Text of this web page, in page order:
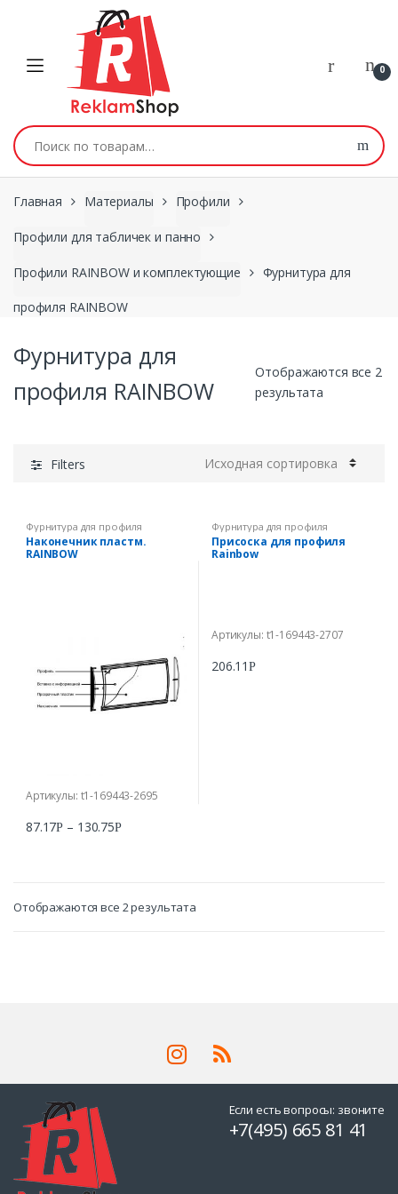
Перейти к навигации
0
Искать:
Главная Материалы Профили
Профили для табличек и панно
Профили RAINBOW и комплектующие Фурнитура для
профиля RAINBOW
Фурнитура для
профиля RAINBOW
Отображаются все 2
результата
Filters
Фурнитура для профиля
RAINBOW
Наконечник пластм.
RAINBOW
Артикулы: t1-169443-2695
87.17Р – 130.75Р
Фурнитура для профиля
RAINBOW
Присоска для профиля
Rainbow
Артикулы: t1-169443-2707
206.11Р
Отображаются все 2 результата
Если есть вопросы: звоните
+7(495) 665 81 41